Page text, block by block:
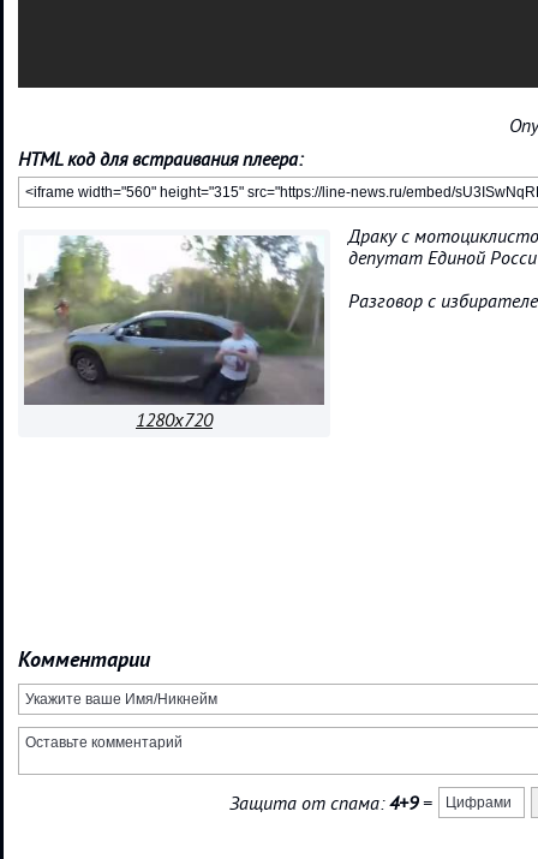
HTML код для встраивания плеера:
1280x720
Драку с
депутат Единой
Разговор с
Комментарии
Защита от спама:4+9=